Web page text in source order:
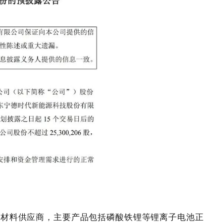
料供应商，主要产品包括磷酸铁锂等锂离子电池正